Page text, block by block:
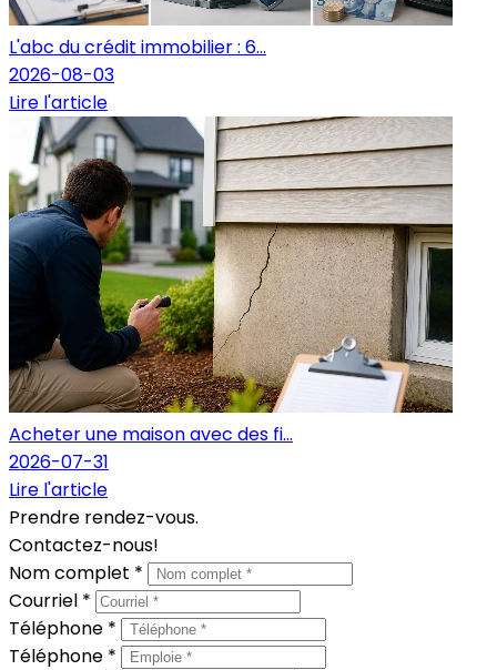
L'abc du crédit immobilier : 6...
2026-08-03
Lire l'article
Acheter une maison avec des fi...
2026-07-31
Lire l'article
Prendre rendez-vous.
Contactez-nous!
Nom complet *
Courriel *
Téléphone *
Téléphone *